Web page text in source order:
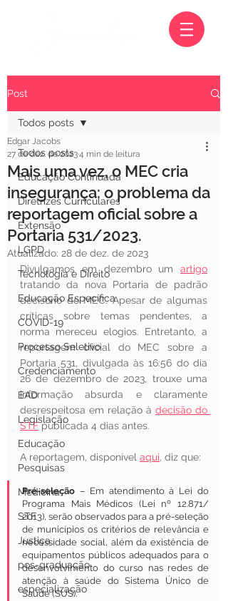
Post
Todos posts
Educação Continuada
Diretrizes Curriculares
Extensão
LGPD
Tecnologia e Direito
Educação Específica
COVID-19
Processo Seletivo
Credenciamento
EAD
Legislação
Educação
Pesquisas
Medicina
STF
Justiça
pos-graduação
especialização
Todos posts
Mais uma vez, o MEC cria
insegurança: o problema da
reportagem oficial sobre a
Portaria 531/2023.
Edgar Jacobs
27 de dez. de 20234 min de leitura
Atualizado: 28 de dez. de 2023
Divulgamos em dezembro um artigo
tratando da nova Portaria de padrão
decisório do MEC. Apesar de algumas
críticas sobre temas pendentes, a
norma mereceu elogios. Entretanto, a
reportagem oficial do MEC sobre a
Portaria 531, divulgada às 16:56 do dia
26 de dezembro de 2023, trouxe uma
informação absurda e claramente
desrespeitosa em relação à decisão do
STF publicada 4 dias antes.
A reportagem, disponível aqui, diz que:
Pré-seleção – Em atendimento à Lei do
Programa Mais Médicos (Lei nº 12.871/
2013), serão observados para a pré-seleção
de municípios os critérios de relevância e
necessidade social, além da existência de
equipamentos públicos adequados para o
desenvolvimento do curso nas redes de
atenção à saúde do Sistema Único de
Saúde (SUS).